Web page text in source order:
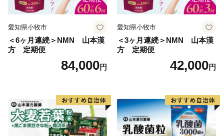
愛知県小牧市
＜6ヶ月連続＞NMN 山本漢
方 定期便
84,000円
愛知県小牧市
＜3ヶ月連続＞NMN 山本漢
方 定期便
42,000円